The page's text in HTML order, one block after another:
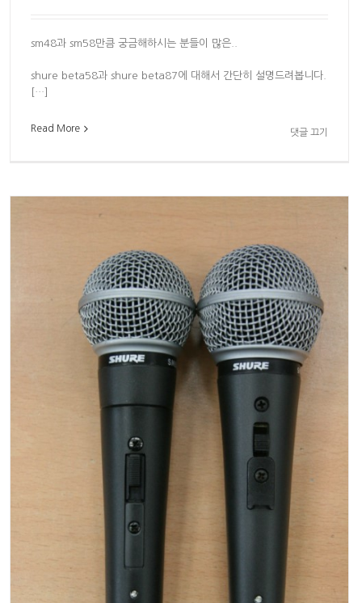
sm48과 sm58만큼 궁금해하시는 분들이 많은..
shure beta58과 shure beta87에 대해서 간단히 설명드려봅니다.
[…]
Read More 댓글 끄기